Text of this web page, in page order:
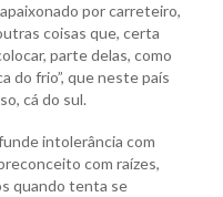
por carreteiro,
coisas que, certa
parte delas, como
do frio”, que neste país
cá do sul.
intolerância com
com raízes,
quando tenta se